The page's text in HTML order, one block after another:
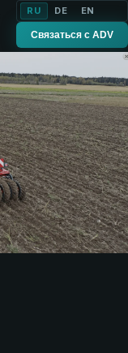
RU DE EN
Связаться с ADV